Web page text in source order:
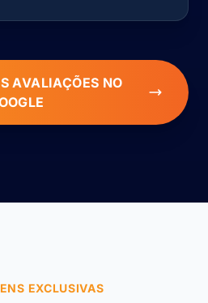
AVALIAÇÕES NO
EXCLUSIVAS